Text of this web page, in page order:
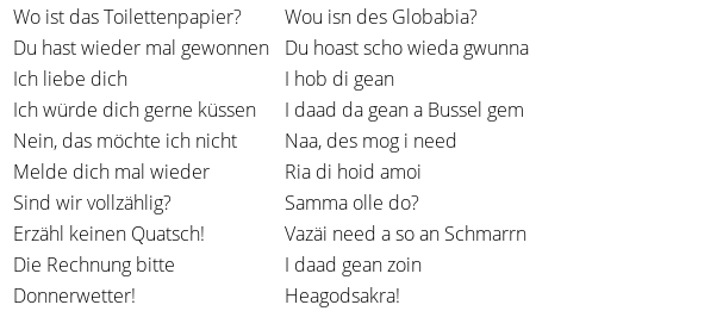
Wo ist das Toilettenpapier?
Wou isn des Globabia?
Du hast wieder mal gewonnen
Du hoast scho wieda gwunna
Ich liebe dich
I hob di gean
Ich würde dich gerne küssen
I daad da gean a Bussel gem
Nein, das möchte ich nicht
Naa, des mog i need
Melde dich mal wieder
Ria di hoid amoi
Sind wir vollzählig?
Samma olle do?
Erzähl keinen Quatsch!
Vazäi need a so an Schmarrn
Die Rechnung bitte
I daad gean zoin
Donnerwetter!
Heagodsakra!